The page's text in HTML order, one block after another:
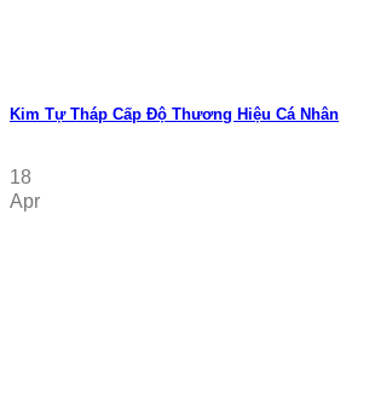
Kim Tự Tháp Cấp Độ Thương Hiệu Cá Nhân
18
Apr